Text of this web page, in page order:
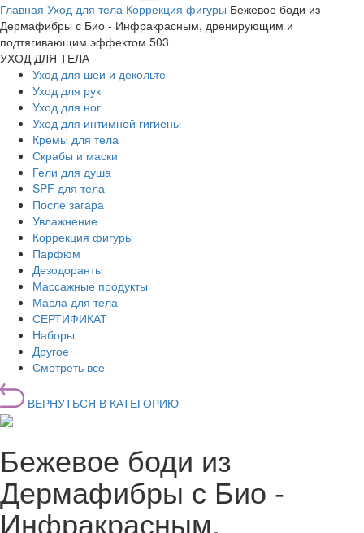
Главная Уход для тела Коррекция фигуры Бежевое боди из
Дермафибры с Био - Инфракрасным, дренирующим и
подтягивающим эффектом 503
УХОД ДЛЯ ТЕЛА
Уход для шеи и декольте
Уход для рук
Уход для ног
Уход для интимной гигиены
Кремы для тела
Скрабы и маски
Гели для душа
SPF для тела
После загара
Увлажнение
Коррекция фигуры
Парфюм
Дезодоранты
Массажные продукты
Масла для тела
СЕРТИФИКАТ
Наборы
Другое
Смотреть все
ВЕРНУТЬСЯ В КАТЕГОРИЮ
Бежевое боди из
Дермафибры с Био -
Инфракрасным,